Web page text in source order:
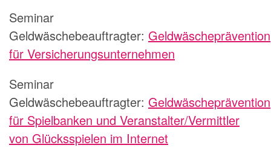
Seminar
Geldwäschebeauftragter: Geldwäscheprävention
für Versicherungsunternehmen
Seminar
Geldwäschebeauftragter: Geldwäscheprävention
für Spielbanken und Veranstalter/Vermittler
von Glücksspielen im Internet